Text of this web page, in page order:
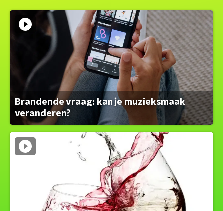
Brandende vraag: kan je muzieksmaak
veranderen?